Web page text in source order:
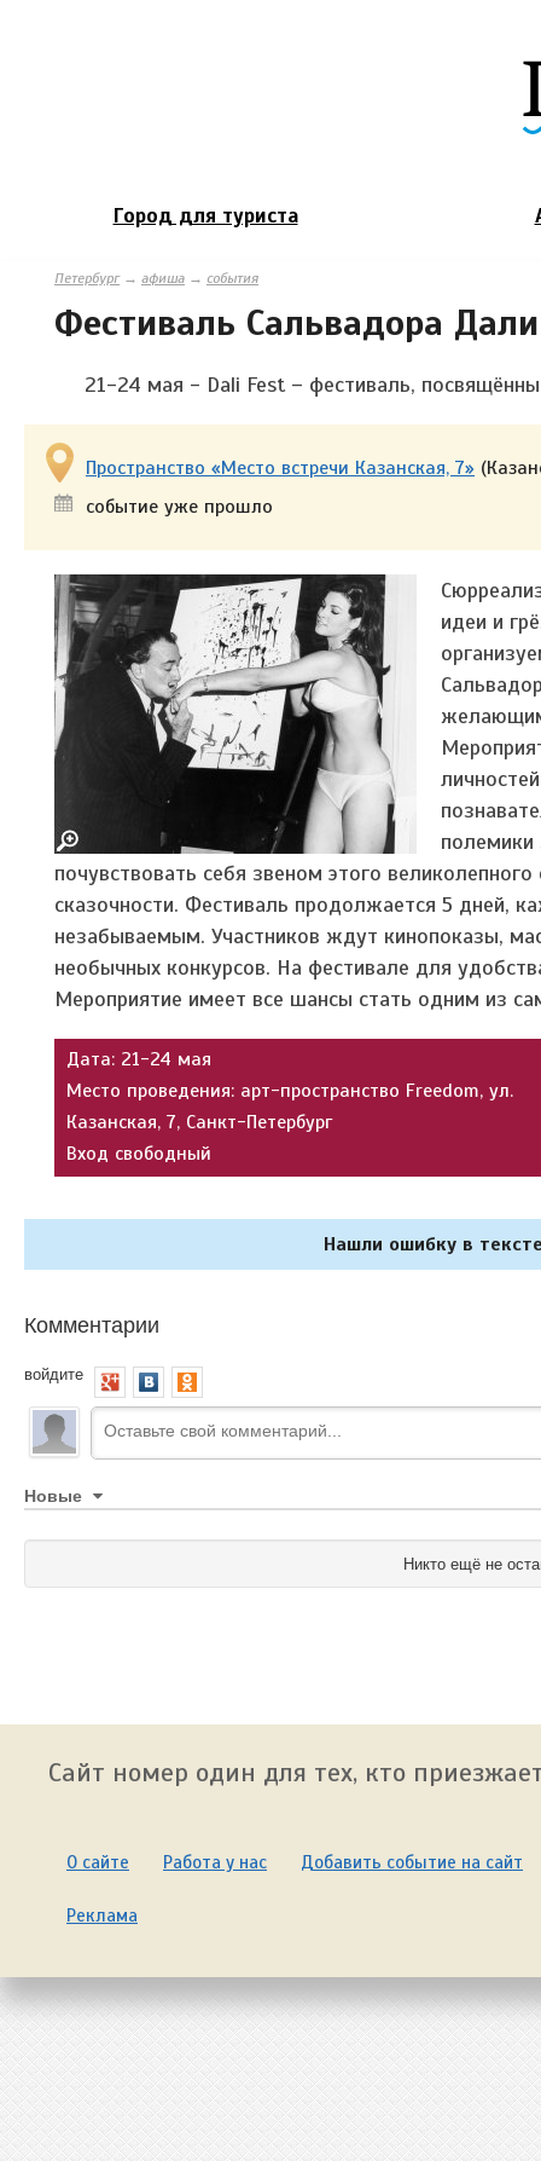
Город для туриста
Петербург→ афиша → события
Фестиваль Сальвадора
21-24 мая - Dali Fest – фестиваль,
Пространство «Место встречи Казанская, 7»
событие уже прошло
идеи и
почувствовать себя звеном этого
сказочности. Фестиваль продолжается 5 дней,
незабываемым. Участников ждут кинопоказы,
необычных конкурсов. На фестивале для
Мероприятие имеет все шансы стать одним из
Дата: 21-24 мая
Место проведения: арт-пространство Freedom, ул.
Казанская, 7, Санкт-Петербург
Вход свободный
Нашли ошибку в
Комментарии
войдите
Новые
Никто ещё не
Сайт номер один для тех, кто
О сайте Работа у нас Добавить событие на сайт
Реклама